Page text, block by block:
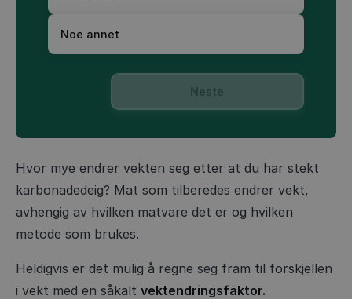
Noe annet
Neste
Hvor mye endrer vekten seg etter at du har stekt
karbonadedeig? Mat som tilberedes endrer vekt,
avhengig av hvilken matvare det er og hvilken
metode som brukes.
Heldigvis er det mulig å regne seg fram til forskjellen
i vekt med en såkalt vektendringsfaktor.